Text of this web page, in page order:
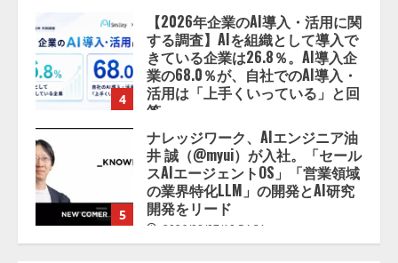
2026/08/07/13:53:50
5
ナレッジワーク、AIエンジニア油
井 誠（@myui）が入社。「セール
スAIエージェントOS」「営業領域
の業界特化LLM」の開発とAI研究
開発をリード
1
【ドローン
AI】ドローン操縦を
AIがアドバイス「AIコーチ」をリ
リース
2026/08/09/01:53:44